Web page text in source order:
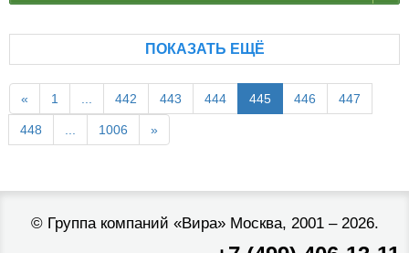
ПОКАЗАТЬ ЕЩЁ
« 1 ... 442 443 444 445 446 447
448 ... 1006 »
© Группа компаний «Вира»Москва, 2001 – 2026.